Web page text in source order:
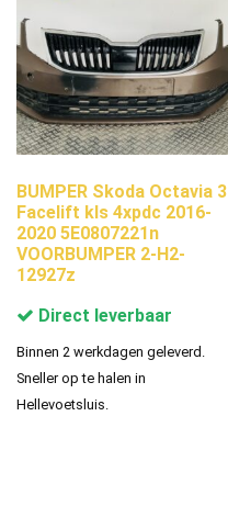
BUMPER Skoda Octavia 3
Facelift kls 4xpdc 2016-
2020 5E0807221n
VOORBUMPER 2-H2-
12927z
Direct leverbaar
Binnen 2 werkdagen geleverd.
Sneller op te halen in
Hellevoetsluis.